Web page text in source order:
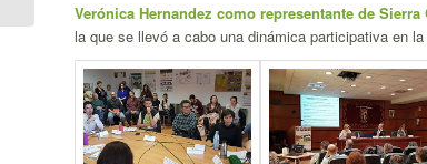
Verónica Hernandez como representante de
la que se llevó a cabo una dinámica participativa en